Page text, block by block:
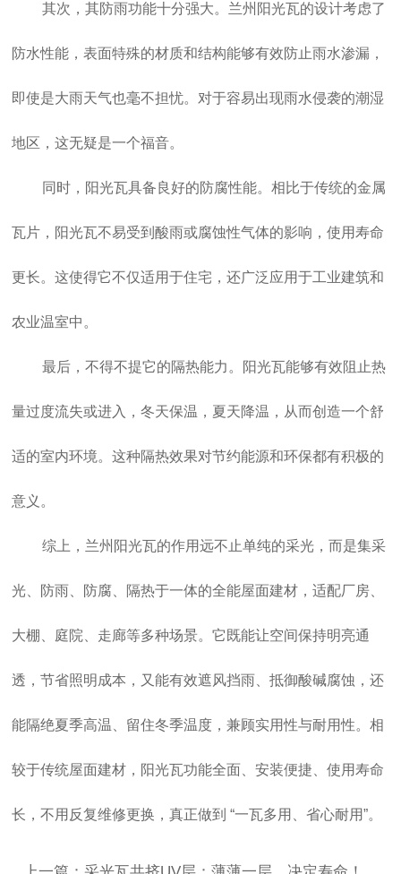
其次，其防雨功能十分强大。 兰州阳光瓦的设计考虑了
防水性能，表面特殊的材质和结构能够有效防止雨水渗漏，
即使是大雨天气也毫不担忧。对于容易出现雨水侵袭的潮湿
地区，这无疑是一个福音。
同时，阳光瓦具备良好的防腐性能。相比于传统的金属
瓦片，阳光瓦不易受到酸雨或腐蚀性气体的影响，使用寿命
更长。这使得它不仅适用于住宅，还广泛应用于工业建筑和
农业温室中。
最后，不得不提它的隔热能力。阳光瓦能够有效阻止热
量过度流失或进入，冬天保温，夏天降温，从而创造一个舒
适的室内环境。这种隔热效果对节约能源和环保都有积极的
意义。
综上， 兰州阳光瓦的作用远不止单纯的采光，而是集采
光、防雨、防腐、隔热于一体的全能屋面建材，适配厂房、
大棚、庭院、走廊等多种场景。它既能让空间保持明亮通
透，节省照明成本，又能有效遮风挡雨、抵御酸碱腐蚀，还
能隔绝夏季高温、留住冬季温度，兼顾实用性与耐用性。相
较于传统屋面建材，阳光瓦功能全面、安装便捷、使用寿命
长，不用反复维修更换，真正做到 “一瓦多用、省心耐用”。